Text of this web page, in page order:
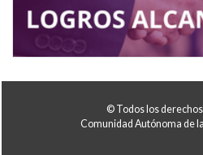
© Todos los
Comunidad Autónoma de